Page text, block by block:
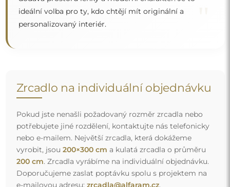
Nemusíte se starat o přepravu – postaráme se o to, aby
objednané zrcadlo dorazilo zcela bezpečně do vašich
rukou, a to úplně zdarma. Disponujeme vlastním vozovým
parkem a vyškoleným personálem, díky čemuž vám
můžeme zaručit, že zrcadlo dorazí v neporušeném stavu,
bez dodatečných nákladů. I když si objednáte zrcadlo
velkých rozměrů, můžete počítat s rychlým doručením.
Podívejte se, jak balíme naše zrcadla.